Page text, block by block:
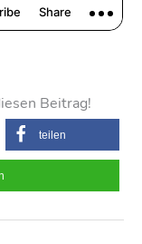
Beitrag!
teilen